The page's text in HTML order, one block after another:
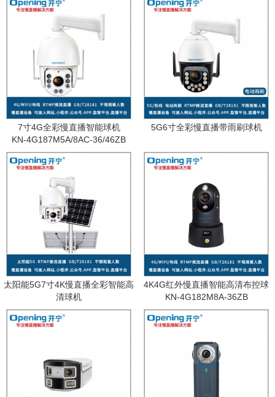
7寸4G全彩慢直播智能球机
KN-4G187M5A/8AC-36/46ZB
5G6寸全彩慢直播带雨刷球机
太阳能5G7寸4K慢直播全彩智能高
清球机
4K4G红外慢直播智能高清布控球
KN-4G182M8A-36ZB